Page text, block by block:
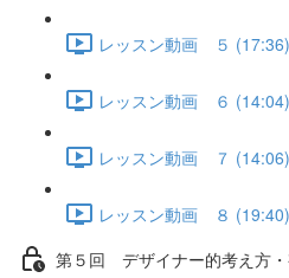
レッスン動画 ５ (17:36)
レッスン動画 ６ (14:04)
レッスン動画 ７ (14:06)
レッスン動画 ８ (19:40)
第５回 デザイナー的考え方・